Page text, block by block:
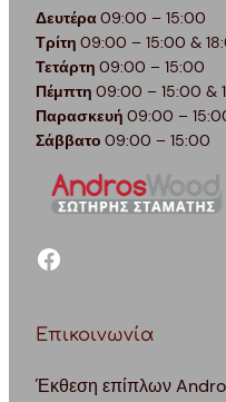
Δευτέρα09:00 – 15:00
Τρίτη 09:00 – 15:00 &
Τετάρτη 09:00 – 15:00
Πέμπτη 09:00 – 15:00 &
Παρασκευή 09:00 –
Σάββατο 09:00 – 15:00
facebook
Επικοινωνία
Έκθεση επίπλων